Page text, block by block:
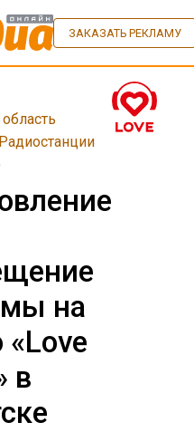
ЗАКАЗАТЬ РЕКЛАМУ
Радиостанции
на
«Love
в